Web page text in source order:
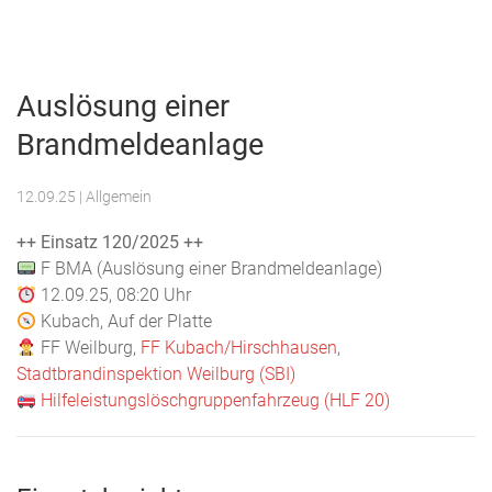
Weilburg
Auslösung einer
Brandmeldeanlage
12.09.25 | Allgemein
++ Einsatz 120/2025 ++
F BMA (Auslösung einer Brandmeldeanlage)
12.09.25, 08:20 Uhr
Kubach, Auf der Platte
FF Weilburg, FF Kubach/Hirschhausen,
Stadtbrandinspektion Weilburg (SBI)
Hilfeleistungslöschgruppenfahrzeug (HLF 20)